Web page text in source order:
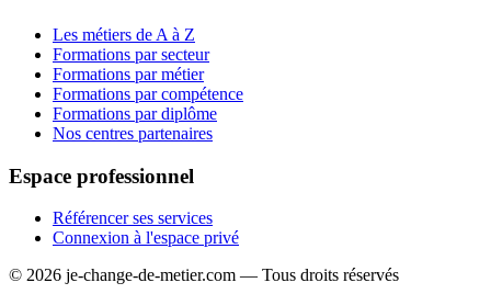
Les métiers de A à Z
Formations par secteur
Formations par métier
Formations par compétence
Formations par diplôme
Nos centres partenaires
Espace professionnel
Référencer ses services
Connexion à l'espace privé
© 2026 je-change-de-metier.com — Tous droits réservés